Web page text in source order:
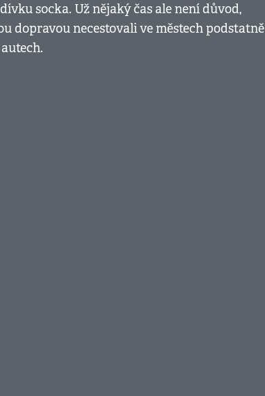
socka. Už nějaký čas ale není důvod,
dopravou necestovali ve městech podstatně